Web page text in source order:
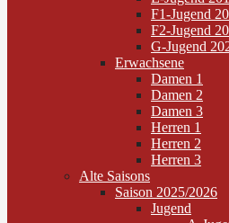
F1-Jugend
F2-Jugend
G-Jugend
Erwachsene
Damen 1
Damen 2
Damen 3
Herren 1
Herren 2
Herren 3
Alte Saisons
Saison 2025/2026
Jugend